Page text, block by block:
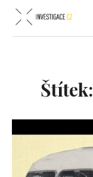
Štítek: